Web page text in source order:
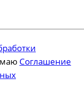
Соглашение